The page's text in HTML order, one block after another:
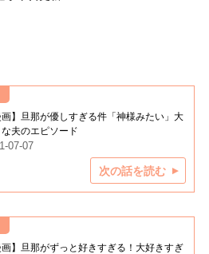
画】旦那が優しすぎる件「神様みたい」大
夫のエピソード
07-07
次の話を読む
画】旦那がずっと好きすぎる！大好きすぎ